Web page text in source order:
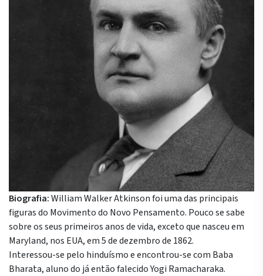
Biografia:William Walker Atkinson foi uma das principais
figuras do Movimento do Novo Pensamento. Pouco se sabe
sobre os seus primeiros anos de vida, exceto que nasceu em
Maryland, nos EUA, em 5 de dezembro de 1862.
Interessou-se pelo hinduísmo e encontrou-se com Baba
Bharata, aluno do já então falecido Yogi Ramacharaka.